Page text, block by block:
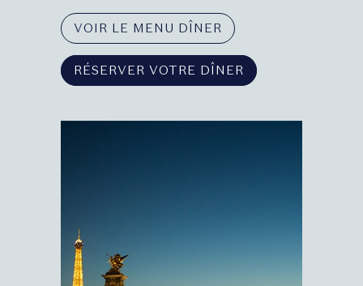
VOIR LE MENU DÎNER
RÉSERVER VOTRE DÎNER